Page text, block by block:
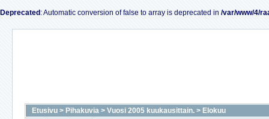
Deprecated : Automatic conversion of false to array is deprecated in /var/www/4/
Etusivu > Pihakuvia > Vuosi 2005 kuukausittain. > Elokuu